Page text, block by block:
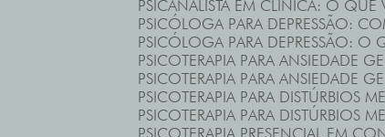
PSICANALISTA EM CLÍNICA: O QUE
PSICÓLOGA PARA DEPRESSÃO:
PSICÓLOGA PARA DEPRESSÃO: O
PSICOTERAPIA PARA ANSIEDADE
PSICOTERAPIA PARA ANSIEDADE
PSICOTERAPIA PARA DISTÚRBIOS
PSICOTERAPIA PARA DISTÚRBIOS
PSICOTERAPIA PRESENCIAL EM